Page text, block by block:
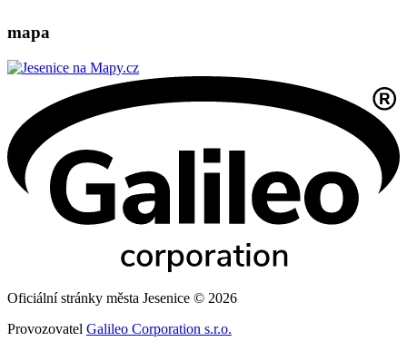
mapa
Oficiální stránky města Jesenice © 2026
Provozovatel Galileo Corporation s.r.o.